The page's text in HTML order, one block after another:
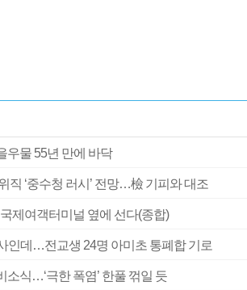
우물 55년 만에 바닥
직 ‘중수청 러시’ 전망…檢 기피와 대조
제여객터미널 옆에 선다(종합)
인데…전교생 24명 아미초 통폐합 기로
소식…‘극한 폭염’ 한풀 꺾일 듯